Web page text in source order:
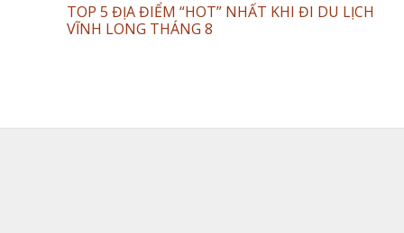
TOP 5 ĐỊA ĐIỂM “HOT” NHẤT KHI ĐI DU LỊCH
VĨNH LONG THÁNG 8